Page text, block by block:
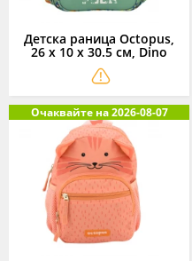
Детска раница Octopus,
26 x 10 x 30.5 см, Dino
Green
Очаквайте на 2026-08-07